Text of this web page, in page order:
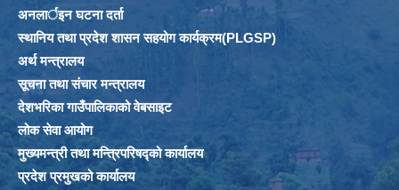
अनलार्इन घटना दर्ता
स्थानिय तथा प्रदेश शासन सहयोग कार्यक्रम(PLGSP)
अर्थ मन्त्रालय
सूचना तथा संचार मन्त्रालय
देशभरिका गाउँपालिकाको वेबसाइट
लोक सेवा आयोग
मुख्यमन्त्री तथा मन्त्रिपरिषद्को कार्यालय
प्रदेश प्रमुखको कार्यालय